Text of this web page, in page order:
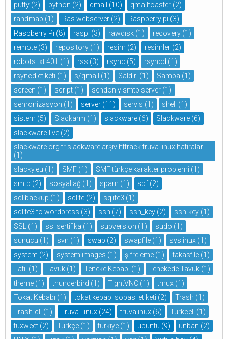
putty (2) python (2) qmail (10) qmailtoaster (2)
randmap (1) Ras webserver (2) Raspberry pi (3)
Raspberry Pi (8) raspi (3) rawdisk (1) recovery (1)
remote (3) repository (1) resim (2) resimler (2)
robots.txt 401 (1) rss (3) rsync (5) rsyncd (1)
rsyncd etiketi (1) s/qmail (1) Saldırı (1) Samba (1)
screen (1) script (1) sendonly smtp server (1)
senronizasyon (1) server (11) servis (1) shell
(1)
sistem (5) Slackarm (1) slackware (6) Slackware (6)
slackware-live (2)
slackware.org.tr slackware arşiv httrack truva linux hatıralar
(1)
slacky.eu (1) SMF (1) SMF türkçe karakter problemi (1)
smtp (2) sosyal ağ (1) spam (1) spf (2)
sql backup (1) sqlite (2) sqlite3 (1)
sqlite3 to wordpress (3) ssh (7) ssh_key (2) ssh-key (1)
SSL
(1) ssl sertifika (1) subversion (1) sudo (1)
sunucu (1) svn (1) swap (2) swapfile (1) syslinux (1)
system (2) system images (1) şifreleme (1) takasfile (1)
Tatil (1) Tavuk (1) Teneke Kebabı (1) Tenekede Tavuk (1)
theme (1) thunderbird (1) TightVNC (1) tmux (1)
Tokat Kebabı (1) tokat kebabı sobası etiketi (2) Trash (1)
Trash-cli (1) Truva Linux (24) truvalinux (6) Turkcell
(1)
tuxweet (2) Türkçe (1) türkiye (1) ubuntu (9) unban (2)